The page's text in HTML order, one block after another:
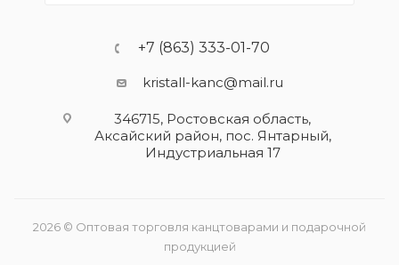
+7 (863) 333-01-70
kristall-kanc@mail.ru
346715, Ростовская область​,
Аксайский район, пос. Янтарный,
Индустриальная 17
2026 © Оптовая торговля канцтоварами и подарочной
продукцией